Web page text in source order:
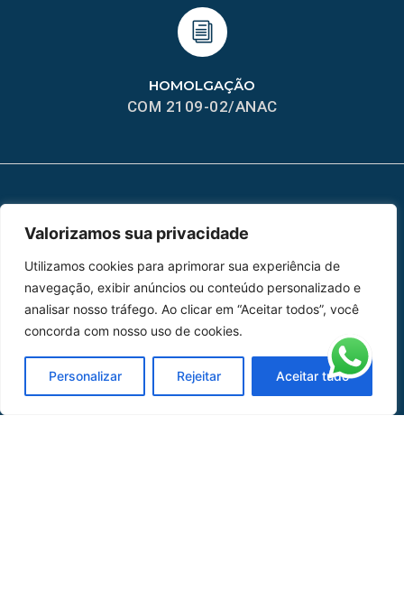
Valorizamos sua privacidade
Utilizamos cookies para aprimorar sua experiência de
navegação, exibir anúncios ou conteúdo personalizado e
analisar nosso tráfego. Ao clicar em “Aceitar todos”, você
concorda com nosso uso de cookies.
Personalizar Rejeitar Aceitar tudo
HOMOLGAÇÃO
COM 2109-02/ANAC
Peças
Catálogo de Aplicações
Oficina de Mangueiras